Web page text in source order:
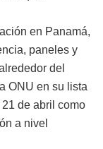
en Panamá,
paneles y
del
ONU en su lista
de abril como
a nivel